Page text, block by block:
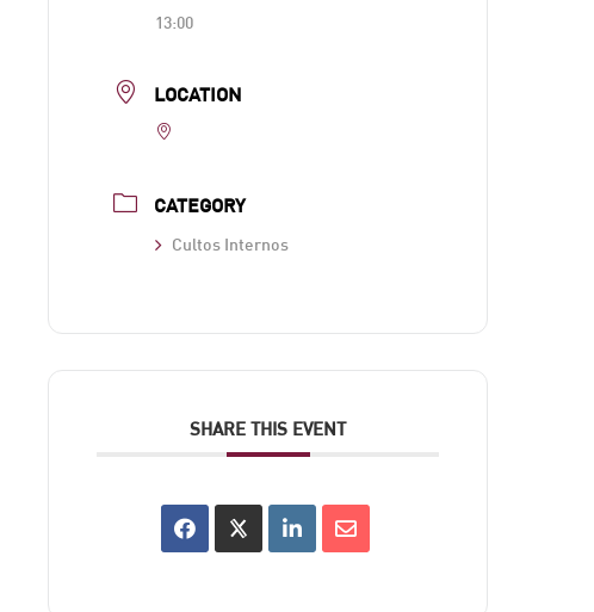
13:00
LOCATION
CATEGORY
Cultos Internos
SHARE THIS EVENT